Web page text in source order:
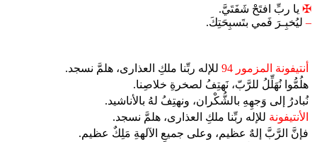
✠ يا ربِّ افتَحْ شَفَتَيَّ.
– ليُخبِـرَ فَمي بتَسبِحَتِكَ.
أنتيفونة المزمور 94
للإله ربِّنا ملكِ العذارى، هلمَّ نسجد.
هلُمُّوا نُهَلِّلُ للرَّبّ، نَهتِفُ لصخرةِ خلاصِنا.
نُبادرُ إلى وَجهِهِ بالشُّكْران، ونهتِفُ لهُ بالأناشيد.
الأنتيفونة للإله ربِّنا ملكِ العذارى، هلمَّ نسجد.
فإنَّ الرَّبَّ إلهٌ عظيم، وعلى جميعِ الآلهةِ مَلِكٌ عظيم.